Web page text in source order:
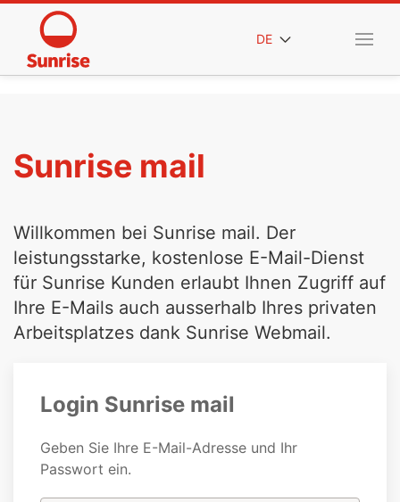
DE
Sunrise mail
Willkommen bei Sunrise mail. Der
leistungsstarke, kostenlose E-Mail-Dienst
für Sunrise Kunden erlaubt Ihnen Zugriff auf
Ihre E-Mails auch ausserhalb Ihres privaten
Arbeitsplatzes dank Sunrise Webmail.
Login Sunrise mail
Geben Sie Ihre E-Mail-Adresse und Ihr
Passwort ein.